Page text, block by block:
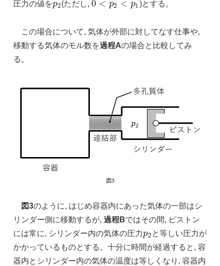
圧力の値をp2
p2(ただし, 0 < p2 < p1
0<p2 <p 1 )とする。
この場合について, 気体が外部に対してなす仕事や,
移動する気体のモル数を過程Aの場合と比較してみ
る。
図3
図3のように, はじめ容器内にあった気体の一部はシ
リンダー側に移動するが, 過程Bではその間, ピストン
には常に, シリンダー内の気体の圧力p2
p2 と等しい圧力が
かかっているものとする。十分に時間が経過すると, 容
器内とシリンダー内の気体の温度は等しくなり, 容器内